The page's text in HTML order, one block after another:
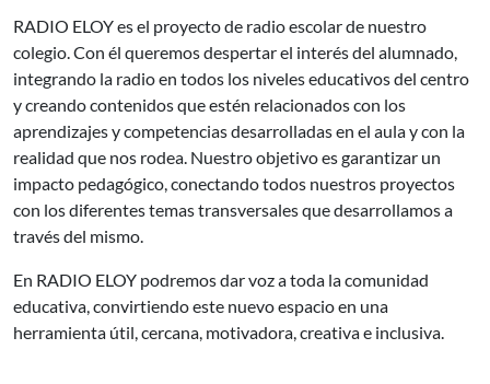
RADIO ELOY es el proyecto de radio escolar de nuestro
colegio. Con él queremos despertar el interés del alumnado,
integrando la radio en todos los niveles educativos del centro
y creando contenidos que estén relacionados con los
aprendizajes y competencias desarrolladas en el aula y con la
realidad que nos rodea. Nuestro objetivo es garantizar un
impacto pedagógico, conectando todos nuestros proyectos
con los diferentes temas transversales que desarrollamos a
través del mismo.
En RADIO ELOY podremos dar voz a toda la comunidad
educativa, convirtiendo este nuevo espacio en una
herramienta útil, cercana, motivadora, creativa e inclusiva.